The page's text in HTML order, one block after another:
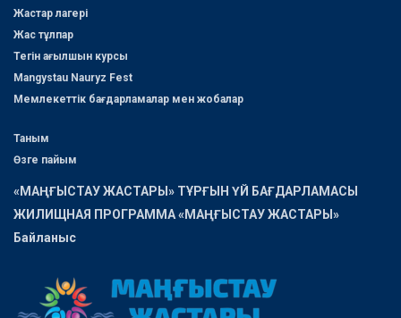
Жастар лагері
Жас тұлпар
Тегін ағылшын курсы
Mangystau Nauryz Fest
Мемлекеттік бағдарламалар мен жобалар
Таным
Өзге пайым
«МАҢҒЫСТАУ ЖАСТАРЫ» ТҰРҒЫН ҮЙ БАҒДАРЛАМАСЫ
ЖИЛИЩНАЯ ПРОГРАММА «МАҢҒЫСТАУ ЖАСТАРЫ»
Байланыс